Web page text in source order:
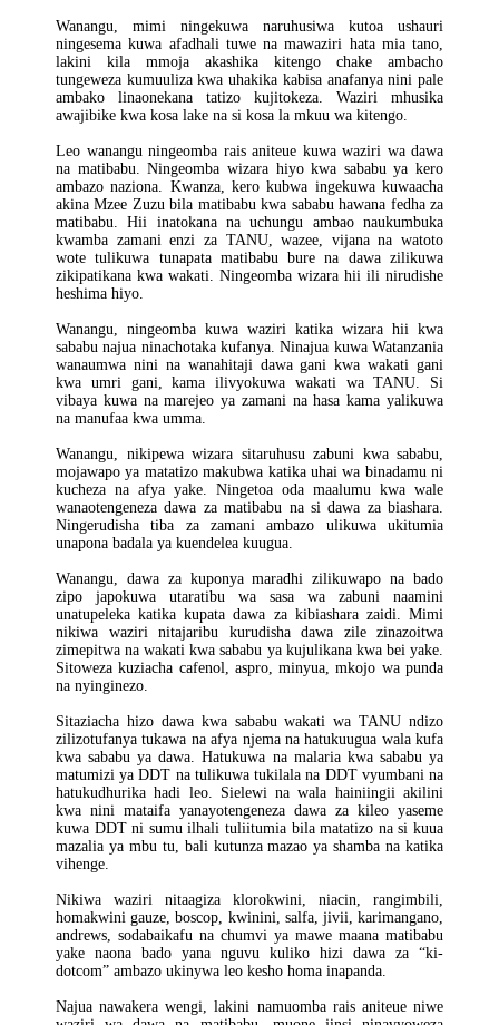
Wanangu, mimi ningekuwa naruhusiwa kutoa ushauri
ningesema kuwa afadhali tuwe na mawaziri hata mia tano,
lakini kila mmoja akashika kitengo chake ambacho
tungeweza kumuuliza kwa uhakika kabisa anafanya nini pale
ambako linaonekana tatizo kujitokeza. Waziri mhusika
awajibike kwa kosa lake na si kosa la mkuu wa kitengo.
Leo wanangu ningeomba rais aniteue kuwa waziri wa dawa
na matibabu. Ningeomba wizara hiyo kwa sababu ya kero
ambazo naziona. Kwanza, kero kubwa ingekuwa kuwaacha
akina Mzee Zuzu bila matibabu kwa sababu hawana fedha za
matibabu. Hii inatokana na uchungu ambao naukumbuka
kwamba zamani enzi za TANU, wazee, vijana na watoto
wote tulikuwa tunapata matibabu bure na dawa zilikuwa
zikipatikana kwa wakati. Ningeomba wizara hii ili nirudishe
heshima hiyo.
Wanangu, ningeomba kuwa waziri katika wizara hii kwa
sababu najua ninachotaka kufanya. Ninajua kuwa Watanzania
wanaumwa nini na wanahitaji dawa gani kwa wakati gani
kwa umri gani, kama ilivyokuwa wakati wa TANU. Si
vibaya kuwa na marejeo ya zamani na hasa kama yalikuwa
na manufaa kwa umma.
Wanangu, nikipewa wizara sitaruhusu zabuni kwa sababu,
mojawapo ya matatizo makubwa katika uhai wa binadamu ni
kucheza na afya yake. Ningetoa oda maalumu kwa wale
wanaotengeneza dawa za matibabu na si dawa za biashara.
Ningerudisha tiba za zamani ambazo ulikuwa ukitumia
unapona badala ya kuendelea kuugua.
Wanangu, dawa za kuponya maradhi zilikuwapo na bado
zipo japokuwa utaratibu wa sasa wa zabuni naamini
unatupeleka katika kupata dawa za kibiashara zaidi. Mimi
nikiwa waziri nitajaribu kurudisha dawa zile zinazoitwa
zimepitwa na wakati kwa sababu ya kujulikana kwa bei yake.
Sitoweza kuziacha cafenol, aspro, minyua, mkojo wa punda
na nyinginezo.
Sitaziacha hizo dawa kwa sababu wakati wa TANU ndizo
zilizotufanya tukawa na afya njema na hatukuugua wala kufa
kwa sababu ya dawa. Hatukuwa na malaria kwa sababu ya
matumizi ya DDT na tulikuwa tukilala na DDT vyumbani na
hatukudhurika hadi leo. Sielewi na wala hainiingii akilini
kwa nini mataifa yanayotengeneza dawa za kileo yaseme
kuwa DDT ni sumu ilhali tuliitumia bila matatizo na si kuua
mazalia ya mbu tu, bali kutunza mazao ya shamba na katika
vihenge.
Nikiwa waziri nitaagiza klorokwini, niacin, rangimbili,
homakwini gauze, boscop, kwinini, salfa, jivii, karimangano,
andrews, sodabaikafu na chumvi ya mawe maana matibabu
yake naona bado yana nguvu kuliko hizi dawa za “ki-
dotcom” ambazo ukinywa leo kesho homa inapanda.
Najua nawakera wengi, lakini namuomba rais aniteue niwe